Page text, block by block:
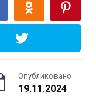
Опубликовано
19.11.2024